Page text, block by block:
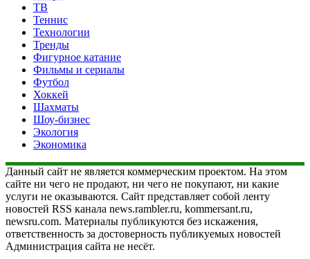
ТВ
Теннис
Технологии
Тренды
Фигурное катание
Фильмы и сериалы
Футбол
Хоккей
Шахматы
Шоу-бизнес
Экология
Экономика
Данный сайт не является коммерческим проектом. На этом
сайте ни чего не продают, ни чего не покупают, ни какие
услуги не оказываются. Сайт представляет собой ленту
новостей RSS канала news.rambler.ru, kommersant.ru,
newsru.com. Материалы публикуются без искажения,
ответственность за достоверность публикуемых новостей
Администрация сайта не несёт.